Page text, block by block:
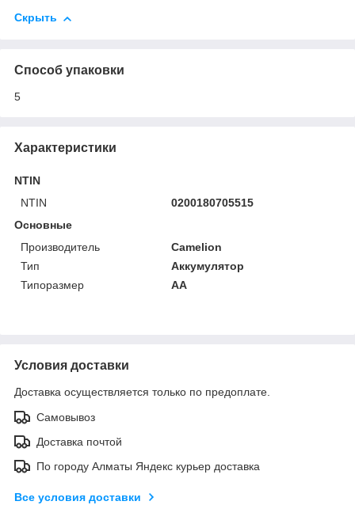
Скрыть
Способ упаковки
5
Характеристики
NTIN
NTIN
0200180705515
Основные
Производитель
Camelion
Тип
Аккумулятор
Типоразмер
AA
Условия доставки
Доставка осуществляется только по предоплате.
Самовывоз
Доставка почтой
По городу Алматы Яндекс курьер доставка
Все условия доставки